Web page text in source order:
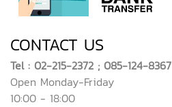
CONTACT US
Tel : 02-215-2372 ; 085-124-8367
Open Monday-Friday
10:00 - 18:00